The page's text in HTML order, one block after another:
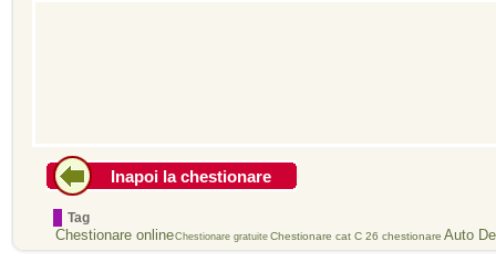
Inapoi la chestionare
Tag
Chestionare onlineChestionare gratuite Chestionare cat C 26 chestionare Auto